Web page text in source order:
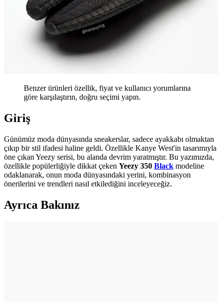
Benzer ürünleri özellik, fiyat ve kullanıcı yorumlarına
göre karşılaştırın, doğru seçimi yapın.
Giriş
Günümüz moda dünyasında sneakerslar, sadece ayakkabı olmaktan
çıkıp bir stil ifadesi haline geldi. Özellikle Kanye West'in tasarımıyla
öne çıkan Yeezy serisi, bu alanda devrim yaratmıştır. Bu yazımızda,
özellikle popülerliğiyle dikkat çeken Yeezy 350 Black modeline
odaklanarak, onun moda dünyasındaki yerini, kombinasyon
önerilerini ve trendleri nasıl etkilediğini inceleyeceğiz.
Ayrıca Bakınız